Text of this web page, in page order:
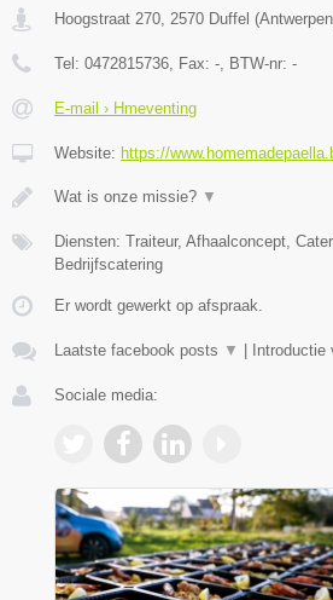
Hoogstraat 270 2570 Duffel (Antwerpen
Tel: 0472815736 , Fax: - , BTW-nr: -
E-mail › Hmeventing
Website: https://
Wat is onze missie? ▼
Diensten: Traiteur, Afhaalconcept,
Bedrijfscatering
Er wordt gewerkt op afspraak.
Laatste facebook posts ▼ Introductie
Sociale media: